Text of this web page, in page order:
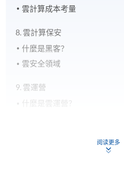
雲計算成本考量
8. 雲計算保安
什麼是黑客？
雲安全領域
9. 雲運營
什麼是雲運營？
阅读更多